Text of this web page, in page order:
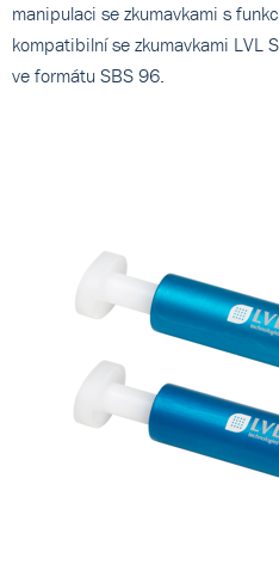
manipulaci se zkumavkami s
kompatibilní se zkumavkami LVL
ve formátu SBS 96.